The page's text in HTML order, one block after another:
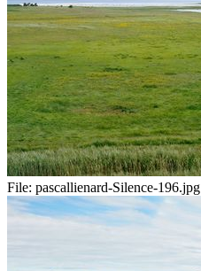
File: pascallienard-Silence-196.jpg